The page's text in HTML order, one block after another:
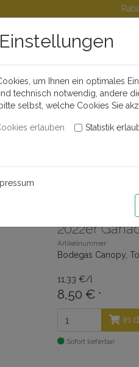
Buchen
Weinländer Feinkost
2022er
Artikelnummer:
Bodegas Canopy,
11,33 €/l
8,50 € *
In
Sofort lieferbar
um Ihnen ein optimales
technisch notwendig, andere
selbst, welche Cookies Sie
erlauben Statistik